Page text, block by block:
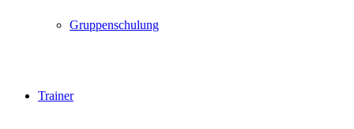
Gruppenschulung
Trainer